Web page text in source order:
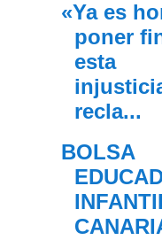
«Ya es
poner
esta
recla...
BOLSA